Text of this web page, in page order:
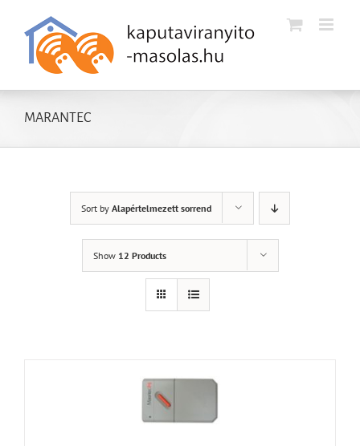
Kihagyás
MARANTEC
Sort by Alapértelmezett sorrend
Show 12 Products